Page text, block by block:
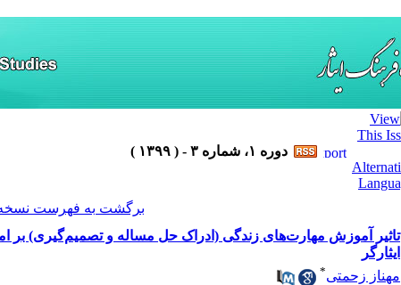
دوره ۱، شماره ۳ - ( ۱۳۹۹ )
برگشت به فهرست
تاثیر آموزش مهارت‌های زندگی (ادراک حل مساله و تصمیم‌گیری) بر
ایثارگر
مهناز زحمتی*